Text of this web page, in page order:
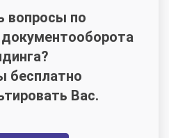
вопросы по
бесплатно
Вас.